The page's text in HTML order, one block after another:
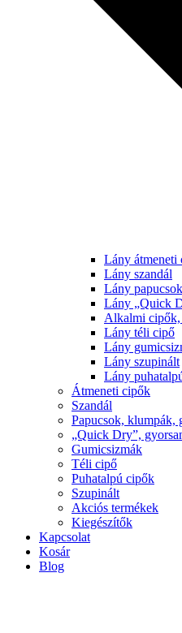
Lány átmeneti
Lány szandál
Lány
Lány „Quick
Alkalmi cipők,
Lány téli cipő
Lány
Lány szupinált
Lány
Átmeneti cipők
Szandál
Papucsok, klumpák,
„Quick Dry”,
Gumicsizmák
Téli cipő
Puhatalpú cipők
Szupinált
Akciós termékek
Kiegészítők
Kapcsolat
Kosár
Blog